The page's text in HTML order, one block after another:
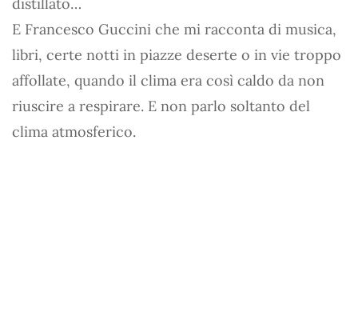
E Francesco Guccini che mi racconta di musica,
libri, certe notti in piazze deserte o in vie troppo
affollate, quando il clima era così caldo da non
riuscire a respirare. E non parlo soltanto del
clima atmosferico.